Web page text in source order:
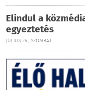
Elindul a
egyeztetés
JÚLIUS 25., SZOMBAT